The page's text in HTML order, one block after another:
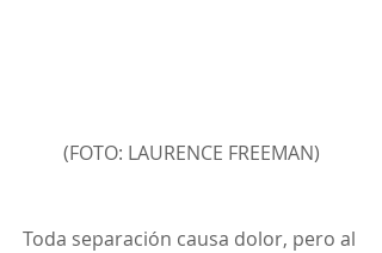
(FOTO: LAURENCE FREEMAN)
Toda separación causa dolor, pero al